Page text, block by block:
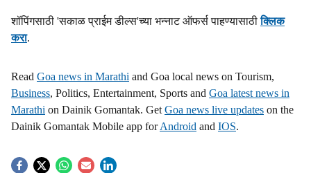
शॉपिंगसाठी 'सकाळ प्राईम डील्स'च्या भन्नाट ऑफर्स पाहण्यासाठीक्लिक
करा.
Read Goa news in Marathi and Goa local news on Tourism,
Business, Politics, Entertainment, Sports and Goa latest news in
Marathi on Dainik Gomantak. Get Goa news live updates on the
Dainik Gomantak Mobile app forAndroid and IOS.